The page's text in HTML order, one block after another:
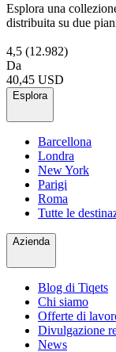
Esplora una
distribuita su due
4,5 (12.982)
Da
40,45 USD
Esplora
Barcellona
Londra
New York
Parigi
Roma
Tutte le
Azienda
Blog di Tiqets
Chi siamo
Offerte di
Divulgazione
News